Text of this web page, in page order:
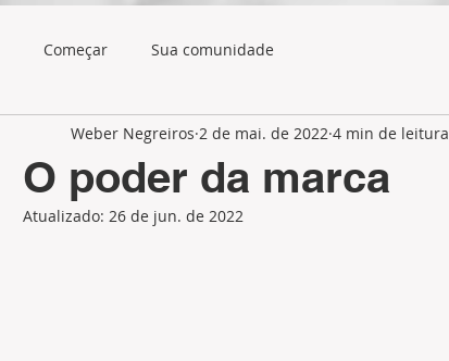
Começar Sua comunidade
O poder da marca
Weber Negreiros 2 de mai. de 2022 4 min de leitura
Atualizado: 26 de jun. de 2022